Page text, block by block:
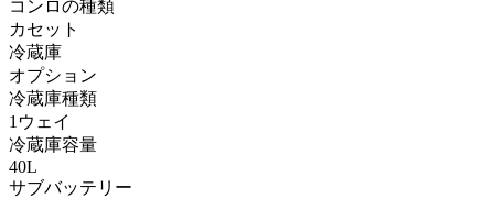
コンロの種類
カセット
冷蔵庫
オプション
冷蔵庫種類
1ウェイ
冷蔵庫容量
40L
サブバッテリー